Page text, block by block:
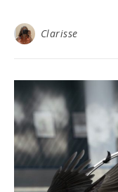
Clarisse